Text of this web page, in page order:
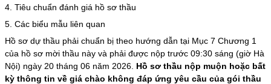
4. Tiêu chuẩn đánh giá hồ sơ thầu
5. Các biểu mẫu liên quan
Hồ sơ dự thầu phải chuẩn bị theo hướng dẫn tại Mục 7 Chương 1
của hồ sơ mời thầu này và phải được nộp trước 09:30 sáng (giờ Hà
Nội) ngày 20 tháng 06 năm 2026. Hồ sơ thầu nộp muộn hoặc bất
kỳ thông tin về giá chào không đáp ứng yêu cầu của gói thầu